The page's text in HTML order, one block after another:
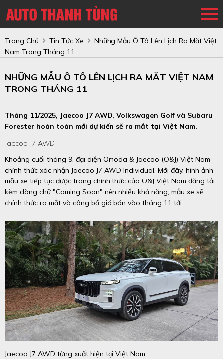
Trang Chủ Tin Tức Xe
Những Mẫu Ô Tô Lên Lịch Ra Măt Việt
Nam Trong Tháng 11
NHỮNG MẪU Ô TÔ LÊN LỊCH RA MĂT VIỆT NAM
TRONG THÁNG 11
Tháng 11/2025, Jaecoo J7 AWD, Volkswagen Golf và Subaru
Forester hoàn toàn mới dự kiến sẽ ra mắt tại Việt Nam.
Jaecoo J7 AWD
Khoảng cuối tháng 9, đại diện Omoda & Jaecoo (O&J) Việt Nam
chính thức xác nhận Jaecoo J7 AWD Individual. Mới đây, hình ảnh
mẫu xe tiếp tục được trang chính thức của O&J Việt Nam đăng tải
kèm dòng chữ "Coming Soon" nên nhiều khả năng, mẫu xe sẽ
chính thức ra mắt và công bố giá bán vào tháng 11 tới.
Jaecoo J7 AWD từng xuất hiện tại Việt Nam.